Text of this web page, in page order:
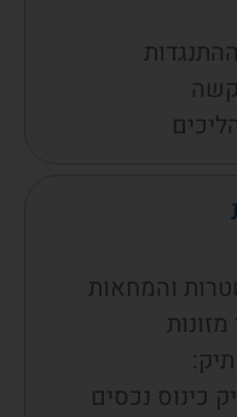
והמחאות
כינוס נכסים